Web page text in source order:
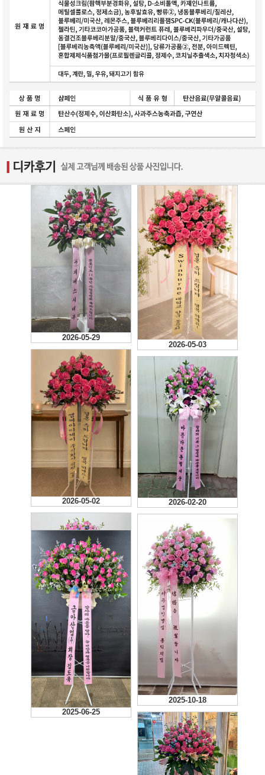
2026-05-29
2026-05-03
2026-05-02 2026-02-20
2025-11-08
2025-10-18
2025-06-25